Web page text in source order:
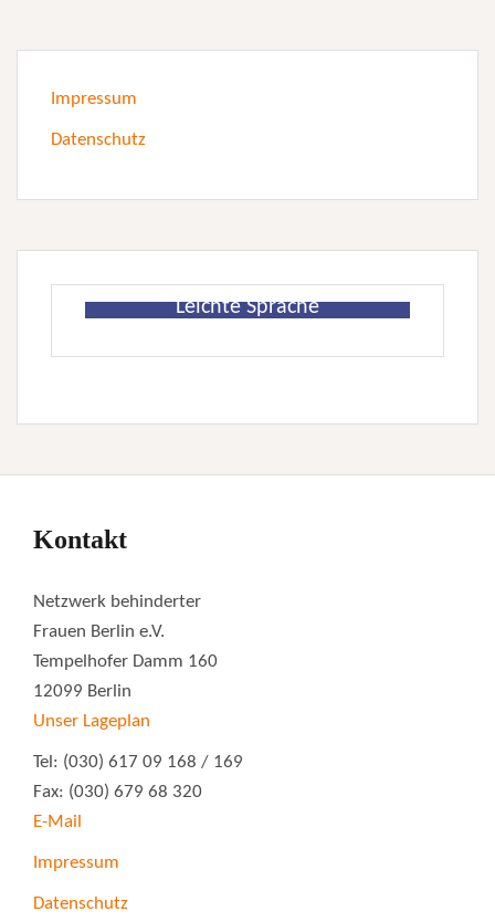
Impressum
Datenschutz
Leichte Sprache
Kontakt
Netzwerk behinderter
Frauen Berlin e.V.
Tempelhofer Damm 160
12099 Berlin
Unser Lageplan
Tel: (030) 617 09 168 / 169
Fax: (030) 679 68 320
E-Mail
Impressum
Datenschutz